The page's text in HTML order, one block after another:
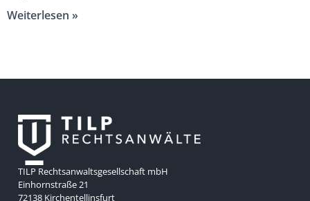
Weiterlesen »
TILP Rechtsanwaltsgesellschaft mbH
Einhornstraße 21
72138 Kirchentellinsfurt